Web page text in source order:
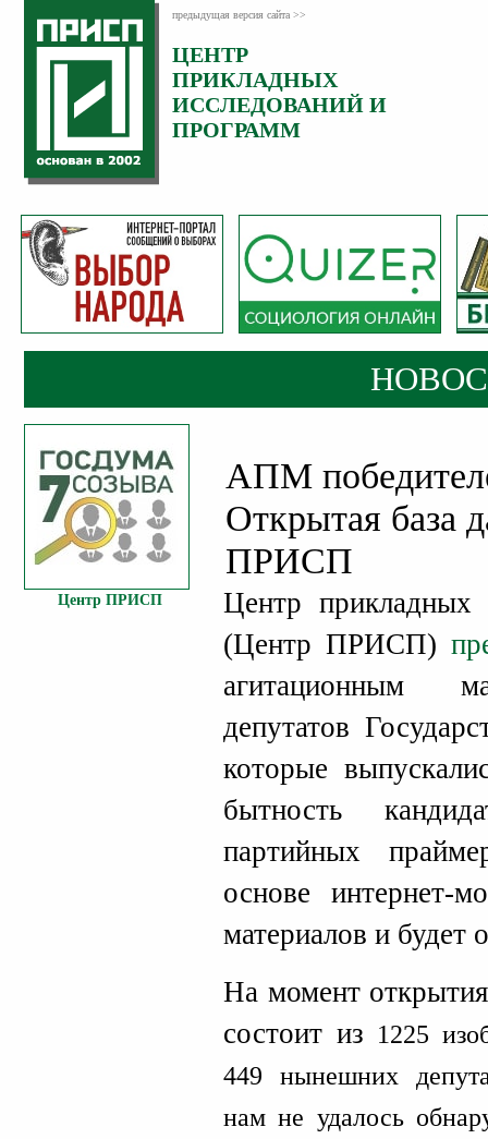
предыдущая версия сайта >>
ЦЕНТР
ПРИКЛАДНЫХ
ИССЛЕДОВАНИЙ И
ПРОГРАММ
Центр ПРИСП
АПМ
Открытая база
ПРИСП
Центр прикладных
(Центр ПРИСП)
агитационным
депутатов
которые
бытность
партийных
основе интернет-
материалов и будет
На момент
состоит из 1225
449 нынешних
нам не удалось
Категория:
Новости
Опубликовано:
16
Январь
2017